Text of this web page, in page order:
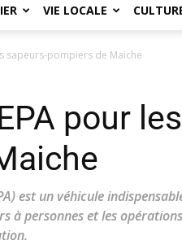
VIE LOCALE
sapeurs-pompiers de Maiche
pour
est un véhicule
à personnes et les